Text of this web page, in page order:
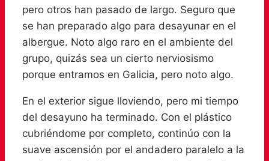
pero otros han pasado de largo. Seguro que
se han preparado algo para desayunar en el
albergue. Noto algo raro en el ambiente del
grupo, quizás sea un cierto nerviosismo
porque entramos en Galicia, pero noto algo.
En el exterior sigue lloviendo, pero mi tiempo
del desayuno ha terminado. Con el plástico
cubriéndome por completo, continúo con la
suave ascensión por el andadero paralelo a la